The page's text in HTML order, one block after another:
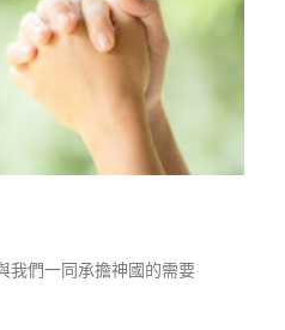
我們一同承擔神國的需要